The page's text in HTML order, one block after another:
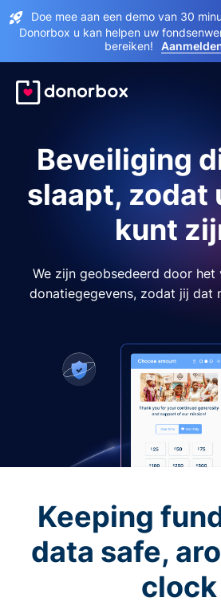
Doe mee aan een demo van 30
Donorbox u kan helpen uw
bereiken!
Beveiliging
slaapt, zodat
kunt
We zijn geobsedeerd door het
donatiegegevens, zodat jij dat
Keeping
data safe,
clock